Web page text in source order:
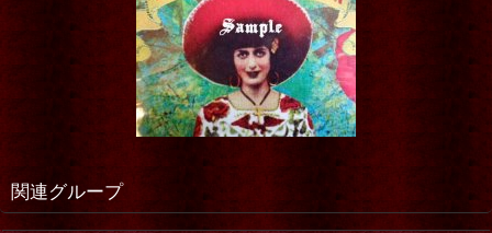
関連グループ